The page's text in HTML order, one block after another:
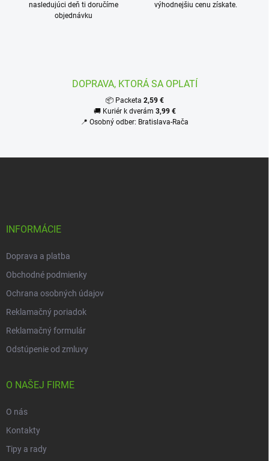
nasledujúci deň ti doručíme
objednávku
výhodnejšiu cenu získate.
DOPRAVA, KTORÁ SA OPLATÍ
📦 Packeta 2,59 €
🚚 Kuriér k dverám 3,99 €
📍 Osobný odber: Bratislava-Rača
INFORMÁCIE
Doprava a platba
Obchodné podmienky
Ochrana osobných údajov
Reklamačný poriadok
Reklamačný formulár
Odstúpenie od zmluvy
O NAŠEJ FIRME
O nás
Kontakty
Tipy a rady